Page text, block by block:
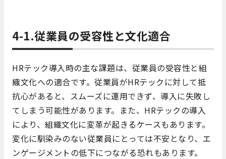
4-1.従業員の受容性と文化適合
HRテック導入時の主な課題は、従業員の受容性と組
織文化への適合です。従業員がHRテックに対して抵
抗心があると、スムーズに運用できず、導入に失敗し
てしまう可能性があります。また、HRテックの導入
により、組織文化に変革が起きるケースもあります。
変化に馴染みのない従業員にとっては不安となり、エ
ンゲージメントの低下につながる恐れもあります。